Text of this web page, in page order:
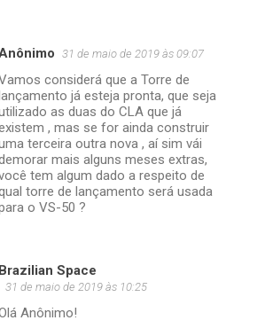
31 de maio de 2019 às 09:07
considerá que a Torre de
já esteja pronta, que seja
as duas do CLA que já
, mas se for ainda construir
terceira outra nova , aí sim vái
mais alguns meses extras,
tem algum dado a respeito de
torre de lançamento será usada
o VS-50 ?
Brazilian Space
31 de maio de 2019 às 10:25
Anônimo!